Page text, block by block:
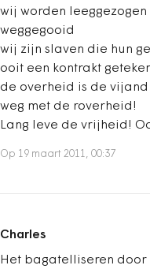
wij worden
weggegooid
wij zijn slaven die hun
ooit een kontrakt
de overheid is de
weg met de roverheid!
Lang leve de vrijheid!
Op 19 maart 2011, 00:37
Charles
Het bagatelliseren